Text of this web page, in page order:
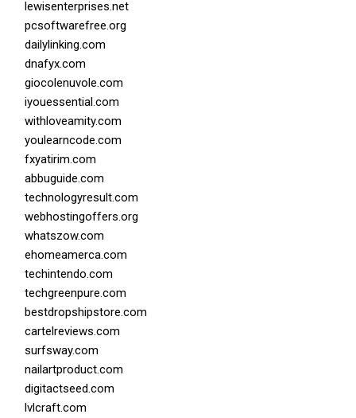
lewisenterprises.net
pcsoftwarefree.org
dailylinking.com
dnafyx.com
giocolenuvole.com
iyouessential.com
withloveamity.com
youlearncode.com
fxyatirim.com
abbuguide.com
technologyresult.com
webhostingoffers.org
whatszow.com
ehomeamerca.com
techintendo.com
techgreenpure.com
bestdropshipstore.com
cartelreviews.com
surfsway.com
nailartproduct.com
digitactseed.com
lvlcraft.com